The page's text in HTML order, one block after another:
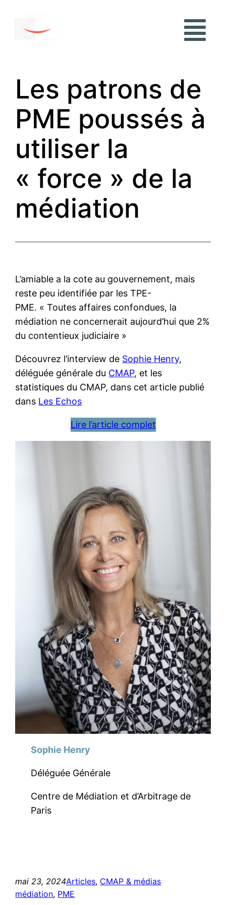
Les patrons de
PME poussés à
utiliser la
« force » de la
médiation
L’amiable a la cote au gouvernement, mais
reste peu identifiée par les TPE-
PME. « Toutes affaires confondues, la
médiation ne concernerait aujourd’hui que 2%
du contentieux judiciaire »
Découvrez l’interview de Sophie Henry,
déléguée générale du CMAP, et les
statistiques du CMAP, dans cet article publié
dans Les Echos
Lire l’article complet
Sophie Henry
Déléguée Générale
Centre de Médiation et d’Arbitrage de
Paris
mai 23, 2024Articles, CMAP & médias
médiation, PME